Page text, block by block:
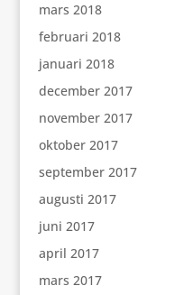
mars 2018
februari 2018
januari 2018
december 2017
november 2017
oktober 2017
september 2017
augusti 2017
juni 2017
april 2017
mars 2017